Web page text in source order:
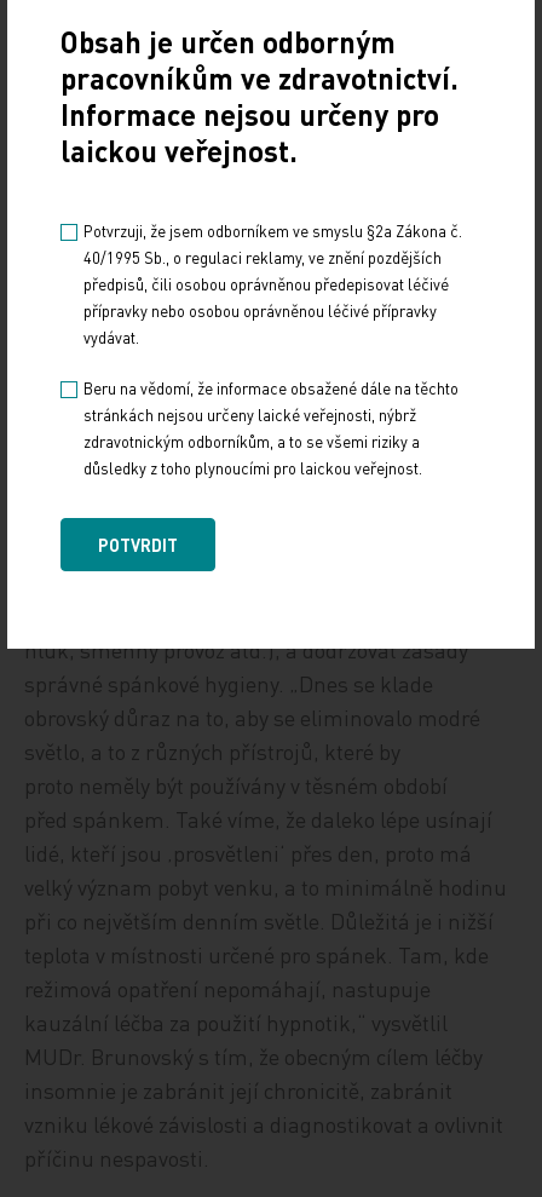
nebo subjektivní pocit neosvěžujícího spánku –
a to i přesto, že má člověk vhodné podmínky
i dostatek času ke spánku. Tyto obtíže se musejí
vyskytovat alespoň třikrát týdně po dobu
ve formě únavy, podrážděnosti, skleslé nálady,
celkového vyčerpání nebo zhoršené koncentrace
a paměti.
Chronická insomnie je častější u starších lidí,
u žen a u osob trpících depresivní poruchou.
Mezi spouštěče patří dlouhodobý stres, nadměrný
hluk, extrémní teploty, narušený režim spánku
a bdění, změny prostředí, nežádoucí účinky
některých léků či přítomnost jiných zdravotních
hluk, směnný provoz atd.), a dodržovat zásady
správné spánkové hygieny. „Dnes se klade
obrovský důraz na to, aby se eliminovalo modré
světlo, a to z různých přístrojů, které by
proto neměly být používány v těsném období
před spánkem. Také víme, že daleko lépe usínají
lidé, kteří jsou ‚prosvětleni‘ přes den, proto má
velký význam pobyt venku, a to minimálně hodinu
při co největším denním světle. Důležitá je i nižší
teplota v místnosti určené pro spánek. Tam, kde
režimová opatření nepomáhají, nastupuje
kauzální léčba za použití hypnotik,“ vysvětlil
MUDr. Brunovský s tím, že obecným cílem léčby
insomnie je zabránit její chronicitě, zabránit
vzniku lékové závislosti a diagnostikovat a ovlivnit
příčinu nespavosti.
Obsah je určen odborným
pracovníkům ve zdravotnictví.
Informace nejsou určeny pro
laickou veřejnost.
Potvrzuji, že jsem odborníkem ve smyslu §2a Zákona č.
40/1995 Sb., o regulaci reklamy, ve znění pozdějších
předpisů, čili osobou oprávněnou předepisovat léčivé
přípravky nebo osobou oprávněnou léčivé přípravky
vydávat.
Beru na vědomí, že informace obsažené dále na těchto
stránkách nejsou určeny laické veřejnosti, nýbrž
zdravotnickým odborníkům, a to se všemi riziky a
důsledky z toho plynoucími pro laickou veřejnost.
POTVRDIT